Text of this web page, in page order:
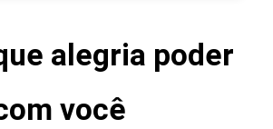
alegria poder
você